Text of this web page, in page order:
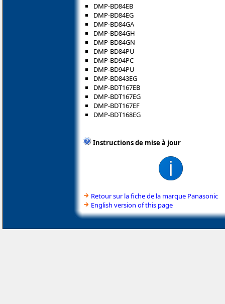
DMP-BD84EB
DMP-BD84EG
DMP-BD84GA
DMP-BD84GH
DMP-BD84GN
DMP-BD84PU
DMP-BD94PC
DMP-BD94PU
DMP-BD843EG
DMP-BDT167EB
DMP-BDT167EG
DMP-BDT167EF
DMP-BDT168EG
Instructions de mise à jour
Retour sur la fiche de la marque Panasonic
English version of this page